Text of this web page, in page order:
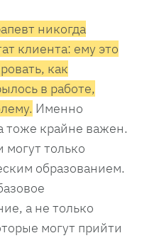
никогда
клиента: ему это
как
в работе,
Именно
тоже крайне важен.
могут только
образованием.
а не только
могут прийти